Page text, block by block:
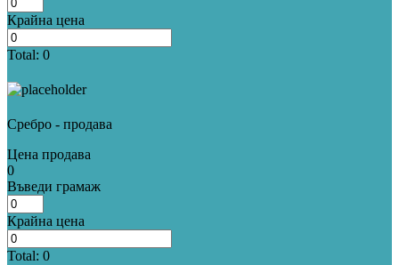
Крайна цена
Total: 0
Сребро - продава
Цена продава
0
Въведи грамаж
Крайна цена
Total: 0